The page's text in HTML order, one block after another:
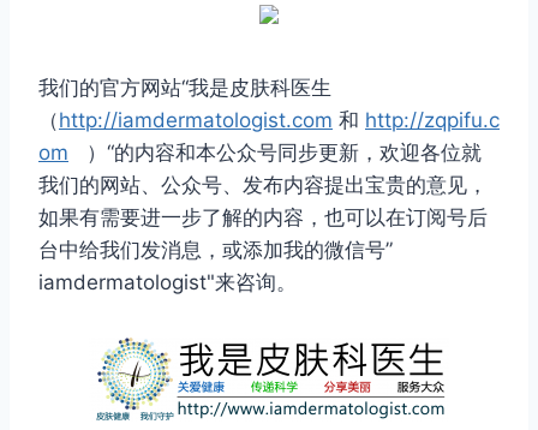
我们的官方网站“我是皮肤科医生
（http://iamdermatologist.com 和 http://zqpifu.c
om ）“的内容和本公众号同步更新，欢迎各位就
我们的网站、公众号、发布内容提出宝贵的意见，
如果有需要进一步了解的内容，也可以在订阅号后
台中给我们发消息，或添加我的微信号”
iamdermatologist"来咨询。